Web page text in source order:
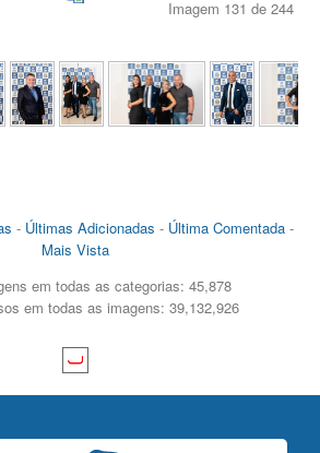
Imagem 131 de 244
- Últimas Adicionadas - Última Comentada-
Mais Vista
em todas as categorias: 45,878
em todas as imagens: 39,132,926